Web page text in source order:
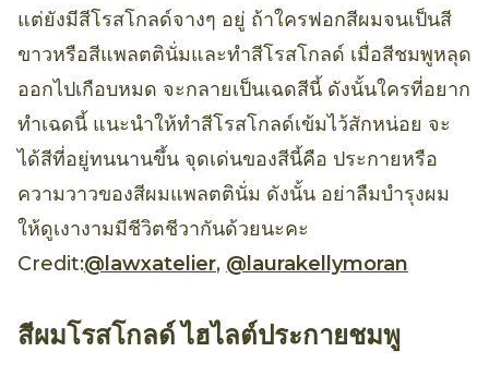
แต่ยังมีสีโรสโกลด์จางๆ อยู่ ถ้าใครฟอกสีผมจนเป็นสี
ขาวหรือสีแพลตตินั่มและทำสีโรสโกลด์ เมื่อสีชมพูหลุด
ออกไปเกือบหมด จะกลายเป็นเฉดสีนี้ ดังนั้นใครที่อยาก
ทำเฉดนี้ แนะนำให้ทำสีโรสโกลด์เข้มไว้สักหน่อย จะ
ได้สีที่อยู่ทนนานขึ้น จุดเด่นของสีนี้คือ ประกายหรือ
ความวาวของสีผมแพลตตินั่ม ดังนั้น อย่าลืมบำรุงผม
ให้ดูเงางามมีชีวิตชีวากันด้วยนะคะ
Credit:@lawxatelier, @laurakellymoran
สีผมโรสโกลด์ ไฮไลต์ประกายชมพู